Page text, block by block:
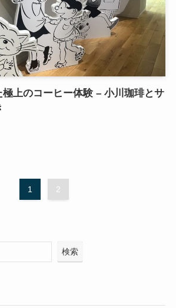
上のコーヒー体験 – 小川珈琲とサ
1 2
検索